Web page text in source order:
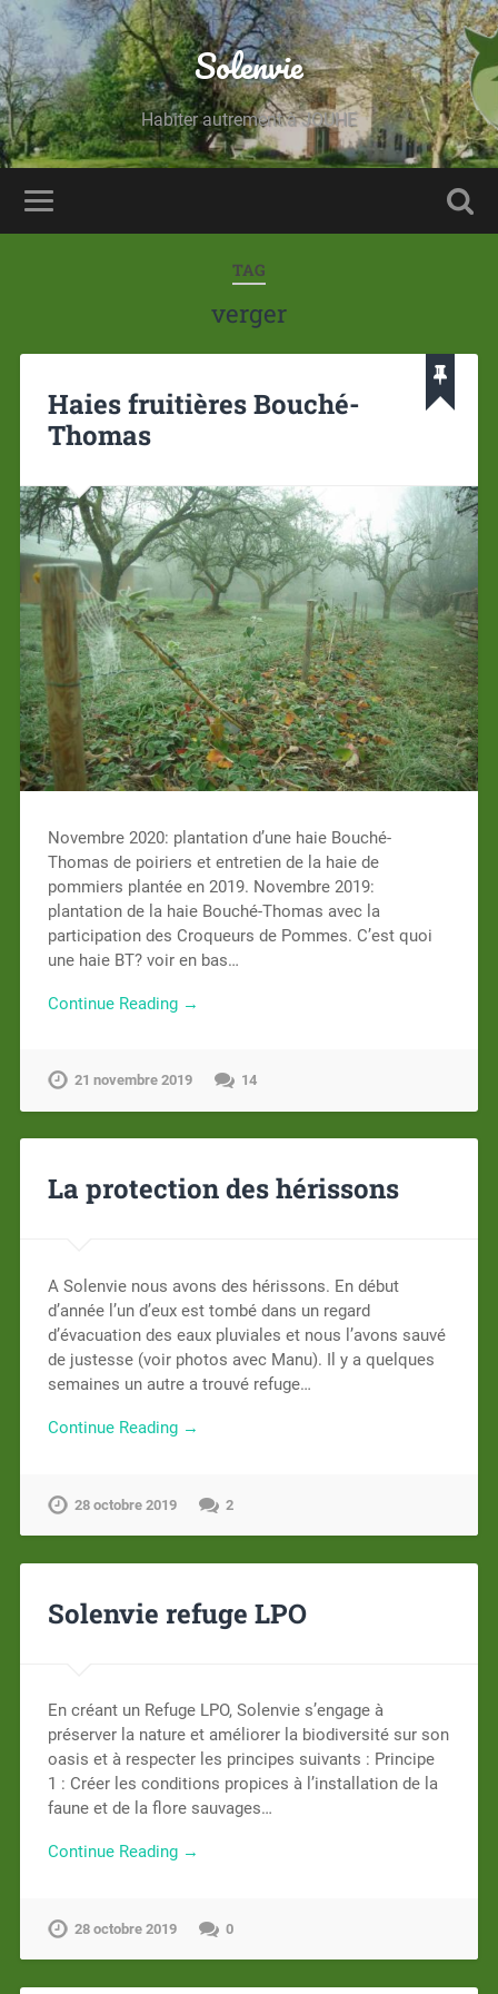
Solenvie
Habiter autrement à JOUHE
TAG
verger
Haies fruitières Bouché-
Thomas
Novembre 2020: plantation d’une haie Bouché-
Thomas de poiriers et entretien de la haie de
pommiers plantée en 2019. Novembre 2019:
plantation de la haie Bouché-Thomas avec la
participation des Croqueurs de Pommes. C’est quoi
une haie BT? voir en bas…
Continue Reading →
21 novembre 2019 14
La protection des hérissons
A Solenvie nous avons des hérissons. En début
d’année l’un d’eux est tombé dans un regard
d’évacuation des eaux pluviales et nous l’avons sauvé
de justesse (voir photos avec Manu). Il y a quelques
semaines un autre a trouvé refuge…
Continue Reading →
28 octobre 2019 2
Solenvie refuge LPO
En créant un Refuge LPO, Solenvie s’engage à
préserver la nature et améliorer la biodiversité sur son
oasis et à respecter les principes suivants : Principe
1 : Créer les conditions propices à l’installation de la
faune et de la flore sauvages…
Continue Reading →
28 octobre 2019 0